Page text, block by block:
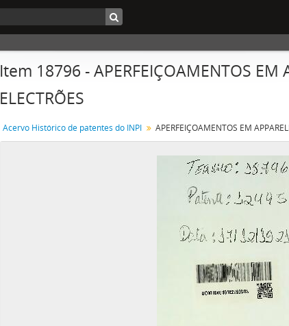
Item 18796 - APERFEIÇOAMENTOS EM
ELECTRÕES
Acervo Histórico de patentes do INPI